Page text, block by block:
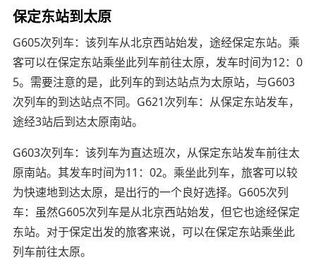
保定东站到太原
G605次列车：该列车从北京西站始发，途经保定东站。乘
客可以在保定东站乘坐此列车前往太原，发车时间为12：0
5。需要注意的是，此列车的到达站点为太原站，与G603
次列车的到达站点不同。G621次列车：从保定东站发车，
途经3站后到达太原南站。
G603次列车：该列车为直达班次，从保定东站发车前往太
原南站。其发车时间为11：02。乘坐此列车，旅客可以较
为快速地到达太原，是出行的一个良好选择。G605次列
车：虽然G605次列车是从北京西站始发，但它也途经保定
东站。对于保定出发的旅客来说，可以在保定东站乘坐此
列车前往太原。